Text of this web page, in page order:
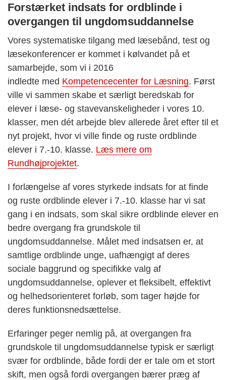
Forstærket indsats for ordblinde i
overgangen til ungdomsuddannelse
Vores systematiske tilgang med læsebånd, test og
læsekonferencer er kommet i kølvandet på et
samarbejde, som vi i 2016
indledte med Kompetencecenter for Læsning. Først
ville vi sammen skabe et særligt beredskab for
elever i læse- og stavevanskeligheder i vores 10.
klasser, men dét arbejde blev allerede året efter til et
nyt projekt, hvor vi ville finde og ruste ordblinde
elever i 7.-10. klasse. Læs mere om
Rundhøjprojektet.
I forlængelse af vores styrkede indsats for at finde
og ruste ordblinde elever i 7.-10. klasse har vi sat
gang i en indsats, som skal sikre ordblinde elever en
bedre overgang fra grundskole til
ungdomsuddannelse. Målet med indsatsen er, at
samtlige ordblinde unge, uafhængigt af deres
sociale baggrund og specifikke valg af
ungdomsuddannelse, oplever et fleksibelt, effektivt
og helhedsorienteret forløb, som tager højde for
deres funktionsnedsættelse.
Erfaringer peger nemlig på, at overgangen fra
grundskole til ungdomsuddannelse typisk er særligt
svær for ordblinde, både fordi der er tale om et stort
skift, men også fordi overgangen bærer præg af